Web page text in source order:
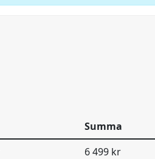
Summa
6 499 kr